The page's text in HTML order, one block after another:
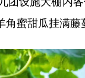
角蜜甜瓜挂满